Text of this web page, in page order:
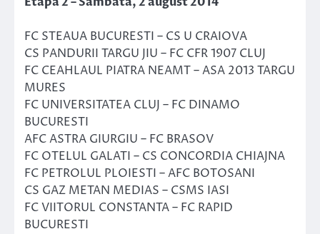
FC STEAUA BUCURESTI – CS U CRAIOVA
CS PANDURII TARGU JIU – FC CFR 1907 CLUJ
FC CEAHLAUL PIATRA NEAMT – ASA 2013 TARGU
MURES
FC UNIVERSITATEA CLUJ – FC DINAMO
BUCURESTI
AFC ASTRA GIURGIU – FC BRASOV
FC OTELUL GALATI – CS CONCORDIA CHIAJNA
FC PETROLUL PLOIESTI – AFC BOTOSANI
CS GAZ METAN MEDIAS – CSMS IASI
FC VIITORUL CONSTANTA – FC RAPID
BUCURESTI